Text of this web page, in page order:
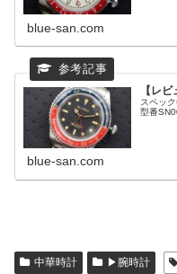
blue-san.com
【レ
スペッ
型番
blue-san.com
中華時計 ▶腕時計